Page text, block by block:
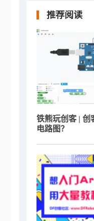
推荐阅读
铁熊玩创客 | 创
电路图？